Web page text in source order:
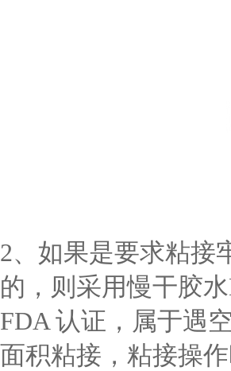
2、如果是要求粘接
的，则采用慢干胶
FDA 认证，属于遇
面积粘接，粘接操